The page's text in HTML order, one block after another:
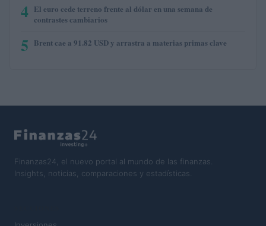
4 El euro cede terreno frente al dólar en una semana de
contrastes cambiarios
5 Brent cae a 91.82 USD y arrastra a materias primas clave
Finanzas24, el nuevo portal al mundo de las finanzas.
Insights, noticias, comparaciones y estadísticas.